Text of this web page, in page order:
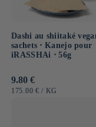
Dashi au shiitaké
sachets ⋅ Kanejo pour
iRASSHAi ⋅ 56g
Prix
habituel
9.80 €
PRIX
175.00 € / PAR
KG